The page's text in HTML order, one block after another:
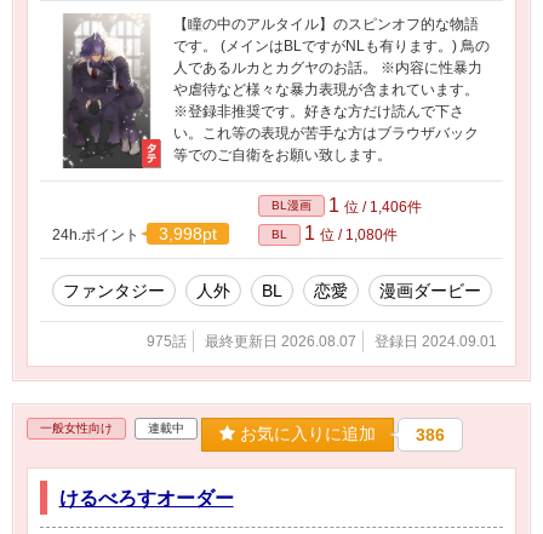
【瞳の中のアルタイル】のスピンオフ的な物語
です。 (メインはBLですがNLも有ります。) 鳥の
人であるルカとカグヤのお話。 ※内容に性暴力
や虐待など様々な暴力表現が含まれています。
※登録非推奨です。好きな方だけ読んで下さ
い。これ等の表現が苦手な方はブラウザバック
等でのご自衛をお願い致します。
24h.ポイント 3,998pt
BL漫画 1 位 / 1,406件
BL 1 位 / 1,080件
ファンタジー 人外 BL 恋愛 漫画ダービー
975話 最終更新日 2026.08.07 登録日 2024.09.01
一般女性向け 連載中 お気に入りに追加 386
けるべろすオーダー